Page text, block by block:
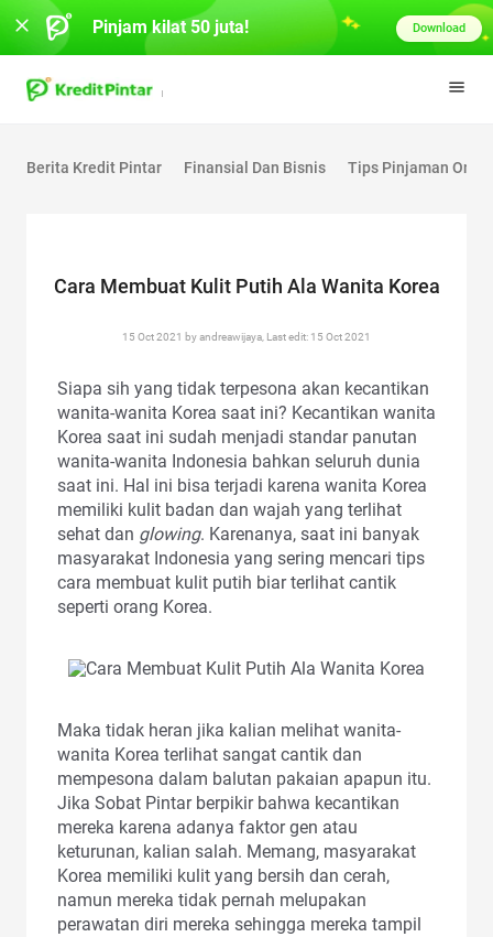
Berita Kredit Pintar Finansial Dan Bisnis Tips Pinjaman
Cara Membuat Kulit Putih Ala Wanita Korea
15 Oct 2021 by andreawijaya, Last edit: 15 Oct 2021
Siapa sih yang tidak terpesona akan kecantikan
wanita-wanita Korea saat ini? Kecantikan wanita
Korea saat ini sudah menjadi standar panutan
wanita-wanita Indonesia bahkan seluruh dunia
saat ini. Hal ini bisa terjadi karena wanita Korea
memiliki kulit badan dan wajah yang terlihat
sehat dan glowing. Karenanya, saat ini banyak
masyarakat Indonesia yang sering mencari tips
cara membuat kulit putih biar terlihat cantik
seperti orang Korea.
Maka tidak heran jika kalian melihat wanita-
wanita Korea terlihat sangat cantik dan
mempesona dalam balutan pakaian apapun itu.
Jika Sobat Pintar berpikir bahwa kecantikan
mereka karena adanya faktor gen atau
keturunan, kalian salah. Memang, masyarakat
Korea memiliki kulit yang bersih dan cerah,
namun mereka tidak pernah melupakan
perawatan diri mereka sehingga mereka tampil
Pinjam kilat 50 juta! Download